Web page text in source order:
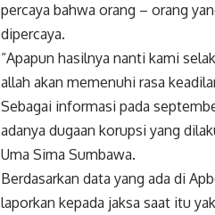
percaya bahwa orang – orang
dipercaya.
“Apapun hasilnya nanti kami
allah akan memenuhi rasa
Sebagai informasi pada
adanya dugaan korupsi yang
Uma Sima Sumbawa.
Berdasarkan data yang ada di
laporkan kepada jaksa saat itu